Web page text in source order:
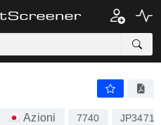
Azioni 7740